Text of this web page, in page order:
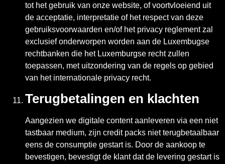
tot het gebruik van onze website, of voortvloeiend uit
de acceptatie, interpretatie of het respect van deze
gebruiksvoorwaarden en/of het privacy reglement zal
exclusief onderworpen worden aan de Luxembugse
rechtbanken die het Luxemburgse recht zullen
toepassen, met uitzondering van de regels op gebied
van het internationale privacy recht.
Terugbetalingen en klachten
Aangezien we digitale content aanleveren via een niet
tastbaar medium, zijn credit packs niet terugbetaalbaar
eens de consumptie gestart is. Door de aankoop te
bevestigen, bevestigt de klant dat de levering gestart is